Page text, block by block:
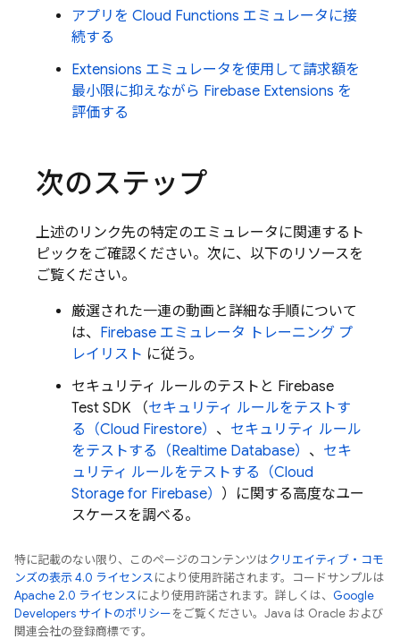
アプリを Cloud Functions エミュレータに接
続する
Extensions エミュレータを使用して請求額を
最小限に抑えながら Firebase Extensions を
評価する
次のステップ
上述のリンク先の特定のエミュレータに関連するト
ピックをご確認ください。次に、以下のリソースを
ご覧ください。
厳選された一連の動画と詳細な手順について
は、 Firebase エミュレータ トレーニング プ
レイリスト に従う。
セキュリティ ルールのテストと Firebase
Test SDK （セキュリティ ルールをテストす
る（Cloud Firestore） 、 セキュリティ ルール
をテストする（Realtime Database） 、 セキ
ュリティ ルールをテストする（Cloud
Storage for Firebase） ）に関する高度なユー
スケースを調べる。
特に記載のない限り、このページのコンテンツはクリエイティブ・コモ
ンズの表示 4.0 ライセンスにより使用許諾されます。コードサンプルは
Apache 2.0 ライセンスにより使用許諾されます。詳しくは、 Google
Developers サイトのポリシーをご覧ください。Java は Oracle および
関連会社の登録商標です。